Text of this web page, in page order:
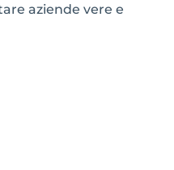
aziende vere e